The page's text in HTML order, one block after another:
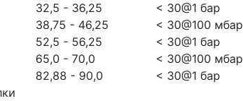
32,5 - 36,25
38,75 - 46,25
52,5 - 56,25
65,0 - 70,0
82,88 - 90,0
< 30@1 бар
< 30@100 мбар
< 30@1 бар
< 30@100 мбар
< 30@1 бар